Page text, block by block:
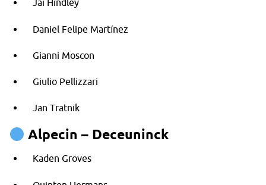
Jai Hindley
Daniel Felipe Martínez
Gianni Moscon
Giulio Pellizzari
Jan Tratnik
Alpecin – Deceuninck
Kaden Groves